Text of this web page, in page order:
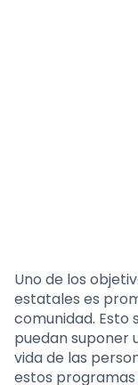
Uno de los
estatales es
comunidad. Esto
puedan suponer
vida de las
estos